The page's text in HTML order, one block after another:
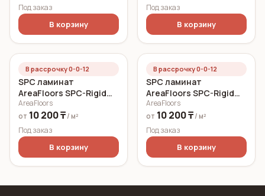
Под заказ
В корзину
Под заказ
В корзину
В рассрочку 0-0-12
SPC ламинат
AreaFloors SPC-Rigid
Click Летний дуб
750x150 5 мм
AreaFloors
от 10 200 ₸ / м²
Под заказ
В корзину
В рассрочку 0-0-12
SPC ламинат
AreaFloors SPC-Rigid
Click Весенний дуб
750x150 5 мм
AreaFloors
от 10 200 ₸ / м²
Под заказ
В корзину